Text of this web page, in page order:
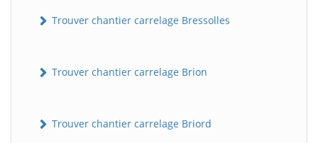
Trouver chantier carrelage Bressolles
Trouver chantier carrelage Brion
Trouver chantier carrelage Briord